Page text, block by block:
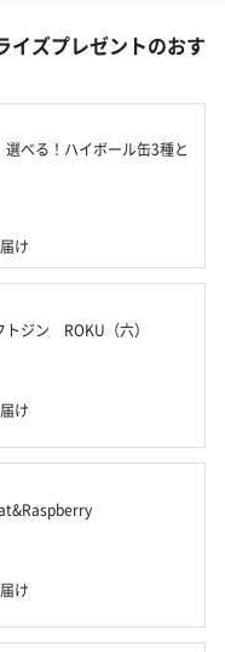
イズプレゼントのおす
選べる！ハイボール缶3種と
け
ジン　ROKU（六）
け
け